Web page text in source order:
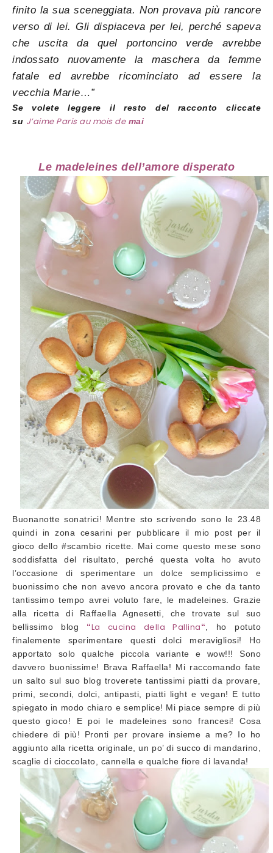
finito la sua sceneggiata. Non provava più rancore
verso di lei. Gli dispiaceva per lei, perché sapeva
che uscita da quel portoncino verde avrebbe
indossato nuovamente la maschera da femme
fatale ed avrebbe ricominciato ad essere la
vecchia Marie…”
Se volete leggere il resto del racconto cliccate
su J’aime Paris au mois de mai
Le madeleines dell’amore disperato
Buonanotte sonatrici! Mentre sto scrivendo sono le 23.48
quindi in zona cesarini per pubblicare il mio post per il
gioco dello #scambio ricette. Mai come questo mese sono
soddisfatta del risultato, perché questa volta ho avuto
l’occasione di sperimentare un dolce semplicissimo e
buonissimo che non avevo ancora provato e che da tanto
tantissimo tempo avrei voluto fare, le madeleines. Grazie
alla ricetta di Raffaella Agnesetti, che trovate sul suo
bellissimo blog “La cucina della Pallina“ , ho potuto
finalemente sperimentare questi dolci meravigliosi! Ho
apportato solo qualche piccola variante e wow!!! Sono
davvero buonissime! Brava Raffaella! Mi raccomando fate
un salto sul suo blog troverete tantissimi piatti da provare,
primi, secondi, dolci, antipasti, piatti light e vegan! E tutto
spiegato in modo chiaro e semplice! Mi piace sempre di più
questo gioco! E poi le madeleines sono francesi! Cosa
chiedere di più! Pronti per provare insieme a me? Io ho
aggiunto alla ricetta originale, un po’ di succo di mandarino,
scaglie di cioccolato, cannella e qualche fiore di lavanda!